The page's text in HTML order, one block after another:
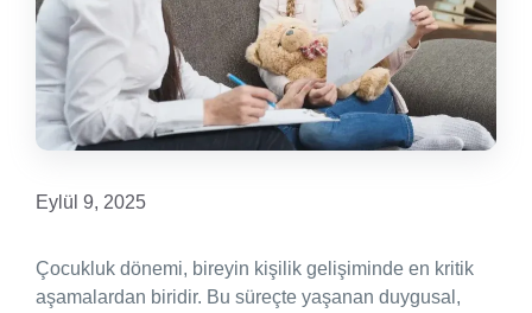
Eylül 9, 2025
Çocukluk dönemi, bireyin kişilik gelişiminde en kritik
aşamalardan biridir. Bu süreçte yaşanan duygusal,